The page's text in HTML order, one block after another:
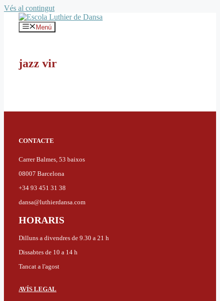
Vés al contingut
Menú
jazz vir
CONTACTE
Carrer Balmes, 53 baixos
08007 Barcelona
+34 93 451 31 38
dansa@luthierdansa.com
HORARIS
Dilluns a divendres de 9.30 a 21 h
Dissabtes de 10 a 14 h
Tancat a l'agost
AVÍS LEGAL